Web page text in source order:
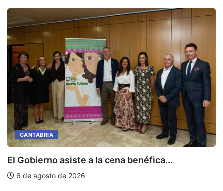
CANTABRIA
El Gobierno asiste a la cena benéfica...
6 de agosto de 2026